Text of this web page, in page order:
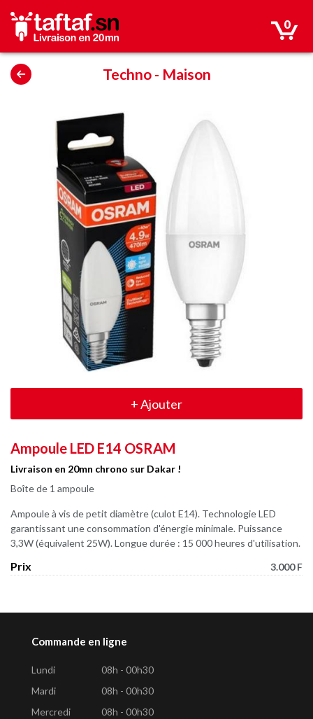
0
Techno- Maison
+Ajouter
Ampoule LED E14 OSRAM
Livraison en 20mn chrono sur Dakar !
Boîte de 1 ampoule
Ampoule à vis de petit diamètre (culot E14). Technologie LED
garantissant une consommation d'énergie minimale. Puissance
3,3W (équivalent 25W). Longue durée : 15 000 heures d'utilisation.
Prix 3.000 F
Commande en ligne
Lundi
08h - 00h30
Mardi
08h - 00h30
Mercredi
08h - 00h30